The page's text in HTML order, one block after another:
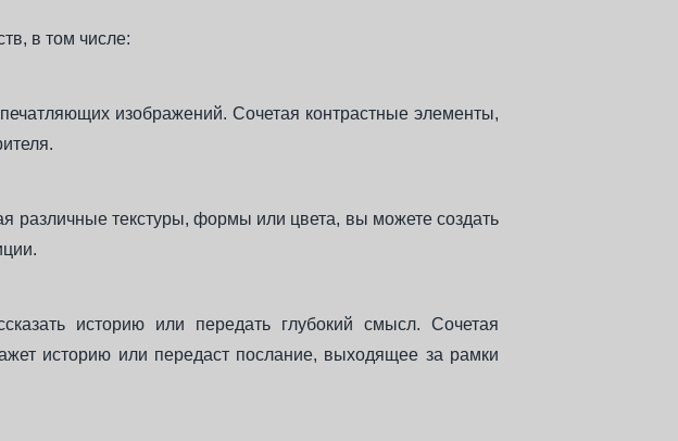
в том числе:
изображений. Сочетая контрастные элементы,
различные текстуры, формы или цвета, вы можете создать
историю или передать глубокий смысл. Сочетая
историю или передаст послание, выходящее за рамки